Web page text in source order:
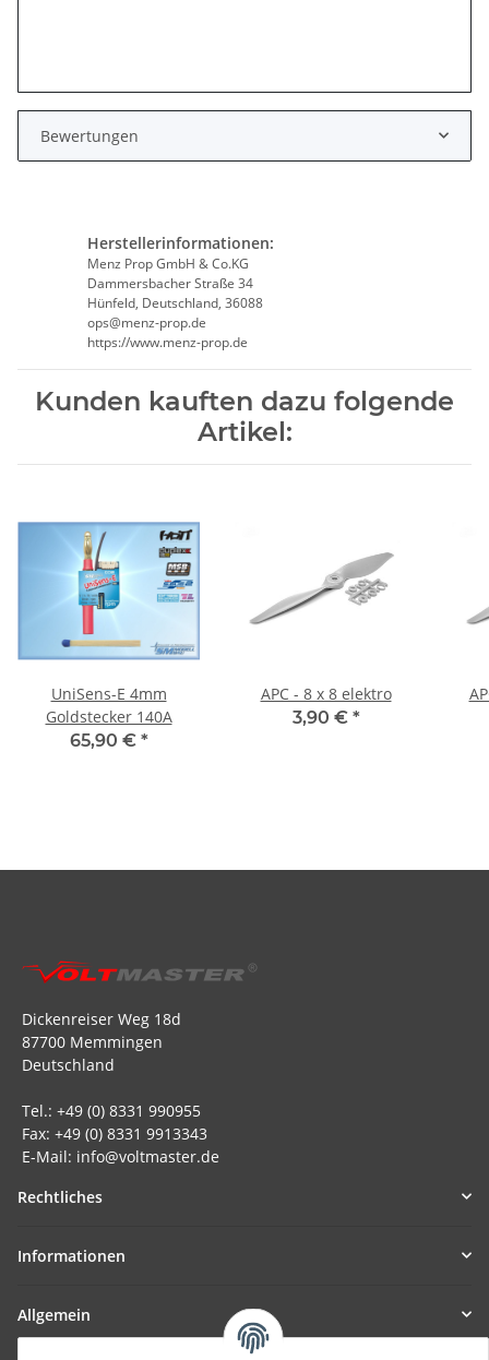
Bewertungen
Herstellerinformationen:
Menz Prop GmbH & Co.KG
Dammersbacher Straße 34
Hünfeld, Deutschland, 36088
ops@menz-prop.de
https://www.menz-prop.de
Kunden kauften dazu folgende
Artikel:
UniSens-E 4mm
Goldstecker 140A
65,90 € *
APC - 8 x 8 elektro
3,90 € *
Dickenreiser Weg 18d
87700 Memmingen
Deutschland
Tel.: +49 (0) 8331 990955
Fax: +49 (0) 8331 9913343
E-Mail: info@voltmaster.de
Rechtliches
Informationen
Allgemein